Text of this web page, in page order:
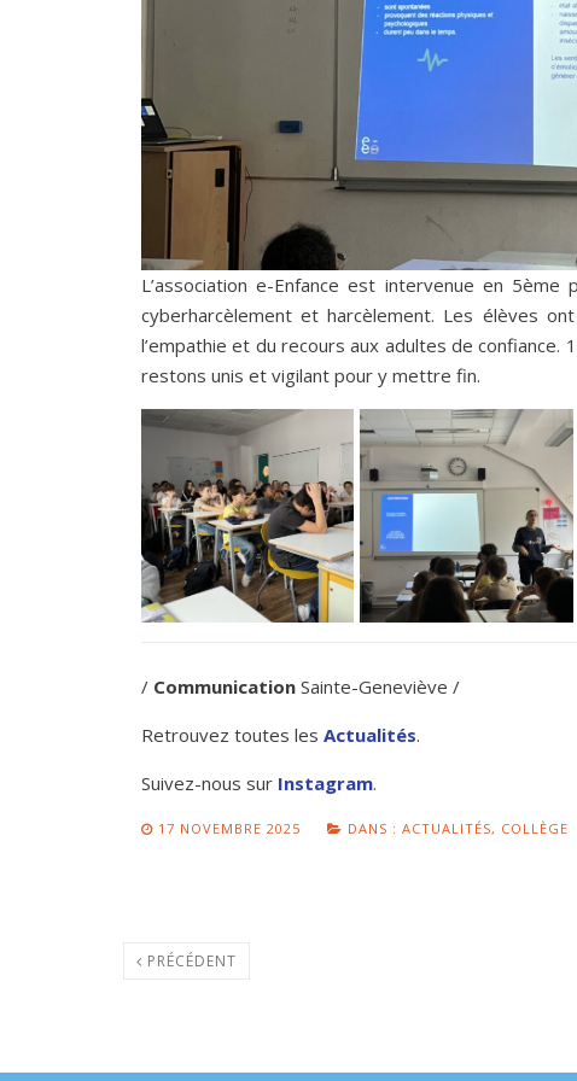
L’association e-Enfance est intervenue en
cyberharcèlement et harcèlement. Les élèves
l’empathie et du recours aux adultes de
restons unis et vigilant pour y mettre fin.
/ Communication Sainte-Geneviève /
Retrouvez toutes les Actualités.
Suivez-nous sur Instagram.
17 NOVEMBRE 2025 DANS : ACTUALITÉS, COLLÈGE
PRÉCÉDENT